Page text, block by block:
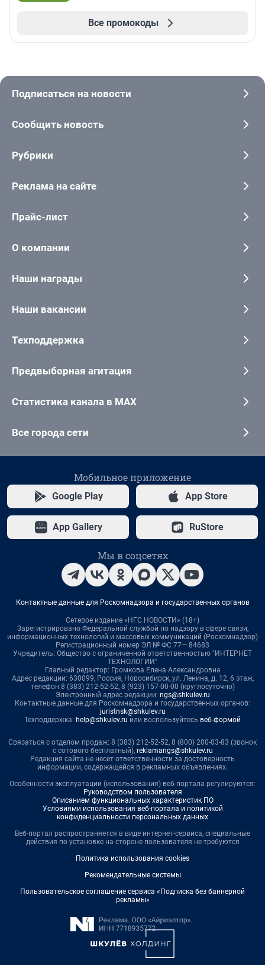
Все промокоды
Подписаться на новости
Сообщить новость
Рубрики
Реклама на сайте
Прайс-лист
О компании
Наши награды
Наши вакансии
Техподдержка
Предвыборная агитация
Статистика канала в MAX
Все города сети
Мобильное приложение
Google Play App Store
App Gallery RuStore
Мы в соцсетях
Контактные данные для Роскомнадзора и государственных органов
Сетевое издание «НГС.НОВОСТИ» (18+)
Зарегистрировано Федеральной службой по надзору в сфере связи,
информационных технологий и массовых коммуникаций (Роскомнадзор)
Регистрационный номер ЭЛ № ФС 77— 84683
Учредитель: Общество с ограниченной ответственностью "ИНТЕРНЕТ
ТЕХНОЛОГИИ"
Главный редактор: Громкова Елена Александровна
Адрес редакции: 630099, Россия, Новосибирск, ул. Ленина, д. 12, 6 этаж,
телефон 8 (383) 212-52-52, 8 (923) 157-00-00 (круглосуточно)
Электронный адрес редакции: ngs@shkulev.ru
Контактные данные для Роскомнадзора и государственных органов:
juristnsk@shkulev.ru
Техподдержка: help@shkulev.ru или воспользуйтесь веб-формой
Связаться с отделом продаж: 8 (383) 212-52-52, 8 (800) 200-03-83 (звонок
с сотового бесплатный), reklamangs@shkulev.ru
Редакция сайта не несет ответственности за достоверность
информации, содержащейся в рекламных объявлениях.
Особенности эксплуатации (использования) веб-портала регулируются:
Руководством пользователя
Описанием функциональных характеристик ПО
Условиями использования веб-портала и политикой
конфиденциальности персональных данных
Веб-портал распространяется в виде интернет-сервиса, специальные
действия по установке на стороне пользователя не требуются
Политика использования cookies
Рекомендательные системы
Пользовательское соглашение сервиса «Подписка без баннерной
рекламы»